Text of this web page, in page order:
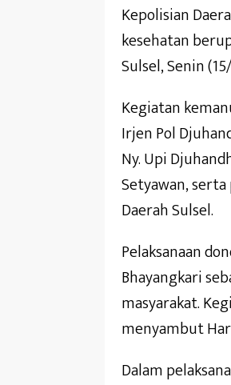
Kepolisian
kesehatan
Sulsel, Senin
Kegiatan
Irjen Pol
Ny. Upi
Setyawan,
Daerah Sulsel.
Pelaksanaan
Bhayangkari
masyarakat.
menyambut
Dalam